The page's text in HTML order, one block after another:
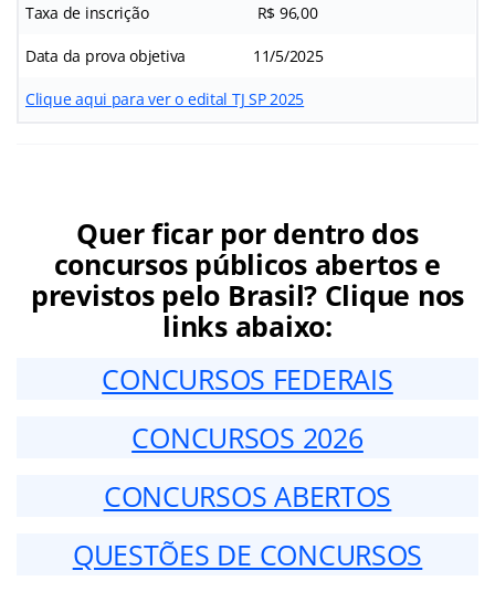
Taxa de inscrição R$ 96,00
Data da prova objetiva 11/5/2025
Clique aqui para ver o edital TJ SP 2025
Quer ficar por dentro dos
concursos públicos abertos e
previstos pelo Brasil? Clique nos
links abaixo:
CONCURSOS FEDERAIS
CONCURSOS 2026
CONCURSOS ABERTOS
QUESTÕES DE CONCURSOS